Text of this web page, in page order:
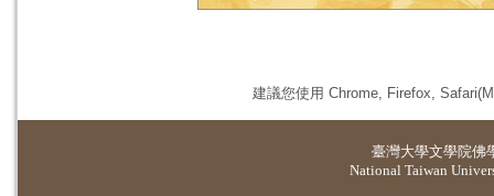
建議您使用 Chrome, Firefox,
臺灣大學文學院佛
National Taiwan